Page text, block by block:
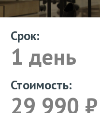
Срок:
1 день
Стоимость:
29 990 ₽